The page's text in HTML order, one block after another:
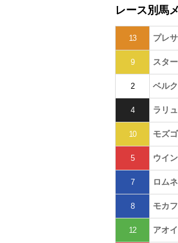
レース別馬
13 プレ
9 スタ
2 ベル
4 ラリ
10 モズ
5 ウイ
7 ロム
8 モカ
12 アオ